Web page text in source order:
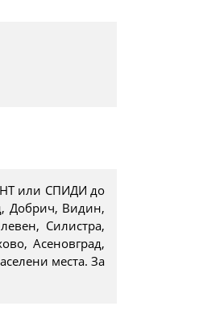
или СПИДИ до
Добрич, Видин,
Силистра,
Асеновград,
места. За